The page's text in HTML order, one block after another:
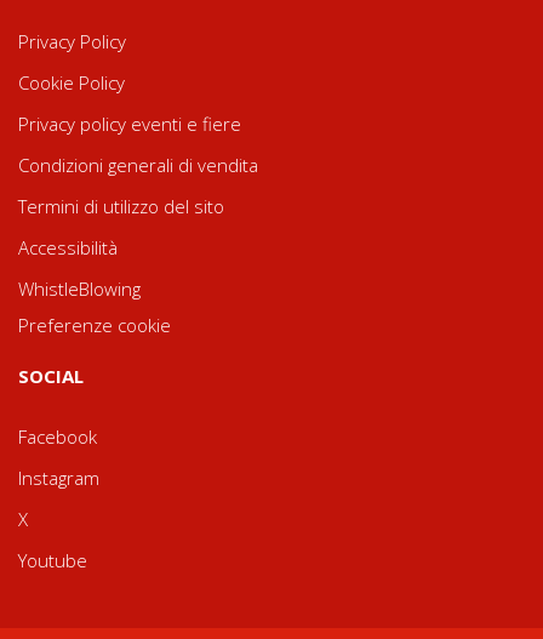
Privacy Policy
Cookie Policy
Privacy policy eventi e fiere
Condizioni generali di vendita
Termini di utilizzo del sito
Accessibilità
WhistleBlowing
Preferenze cookie
SOCIAL
Facebook
Instagram
X
Youtube